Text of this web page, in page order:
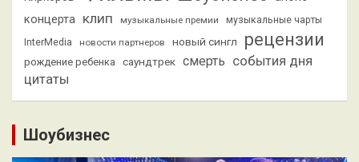
концерта клип музыкальные премии
музыкальные чарты
InterMedia
новости партнеров новый сингл рецензии
рождение ребенка саундтрек смерть события дня
цитаты
Шоубизнес